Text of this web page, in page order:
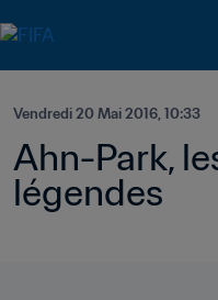
Vendredi 20 Mai 2016, 10:33
Ahn-Park,
légendes